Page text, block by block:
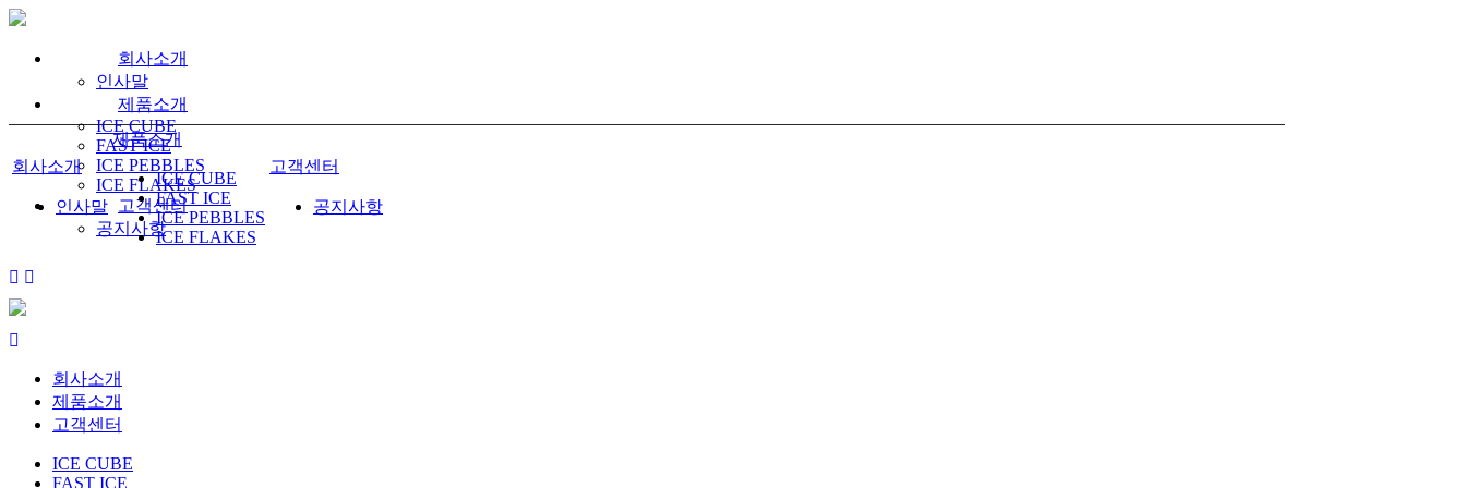
회사소개
인사말
제품소개
ICE CUBE
FAST ICE
ICE PEBBLES
ICE FLAKES
고객센터
공지사항
회사소개
인사말
제품소개
ICE CUBE
FAST ICE
ICE PEBBLES
ICE FLAKES
고객센터
공지사항
회사소개
제품소개
고객센터
ICE CUBE
FAST ICE